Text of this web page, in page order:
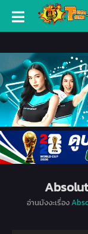
อ่านมังงะเรื่อง